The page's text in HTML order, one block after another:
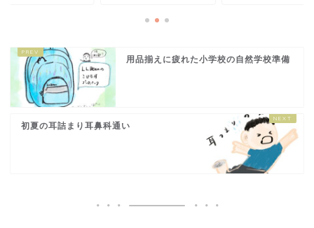
用品揃えに疲れた小学校の自然学校準備
初夏の耳詰まり耳鼻科通い